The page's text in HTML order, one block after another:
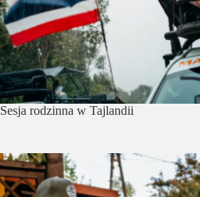
Sesja rodzinna w Tajlandii